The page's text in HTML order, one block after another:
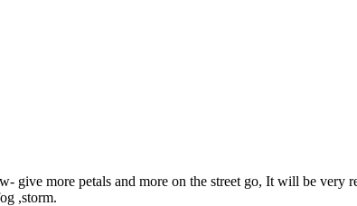
give more petals and more on the street go, It will be very
,storm.